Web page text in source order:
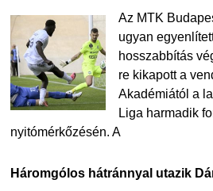
Az MTK
ugyan
hosszabbítás
re kikapott a
Akadémiától a
Liga harmadik
nyitómérkőzésén. A
Háromgólos hátránnyal utazik